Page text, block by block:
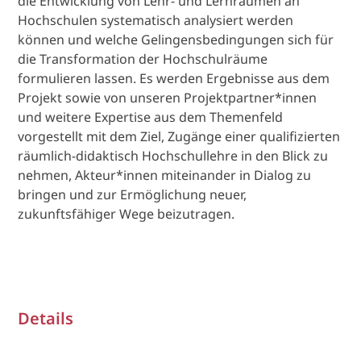
Hochschulen systematisch analysiert werden
können und welche Gelingensbedingungen sich für
die Transformation der Hochschulräume
formulieren lassen. Es werden Ergebnisse aus dem
Projekt sowie von unseren Projektpartner*innen
und weitere Expertise aus dem Themenfeld
vorgestellt mit dem Ziel, Zugänge einer qualifizierten
räumlich-didaktisch Hochschullehre in den Blick zu
nehmen, Akteur*innen miteinander in Dialog zu
bringen und zur Ermöglichung neuer,
zukunftsfähiger Wege beizutragen.
Details